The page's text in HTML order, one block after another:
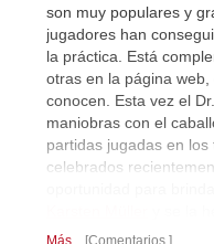
son muy populares y
jugadores han
la práctica. Está
otras en la página
conocen. Esta vez el
maniobras con el
partidas jugadas en
celebrados
Más... Comentarios